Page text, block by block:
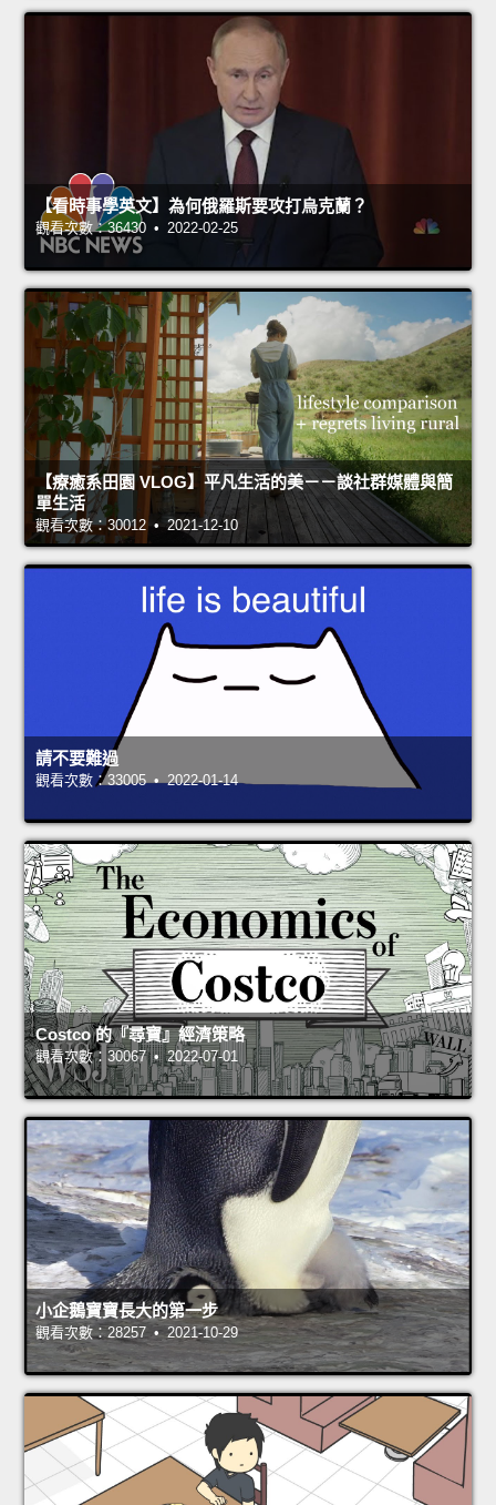
【看時事學英文】為何俄羅斯要攻打烏克蘭？
觀看次數：36430 • 2022-02-25
【療癒系田園 VLOG】平凡生活的美－－談社群媒體與簡
單生活
觀看次數：30012 • 2021-12-10
請不要難過
觀看次數：33005 • 2022-01-14
Costco 的『尋寶』經濟策略
觀看次數：30067 • 2022-07-01
小企鵝寶寶長大的第一步
觀看次數：28257 • 2021-10-29